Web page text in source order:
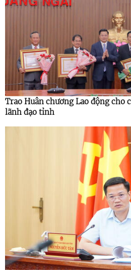
Trao Huân chương Lao động cho
lãnh đạo tỉnh